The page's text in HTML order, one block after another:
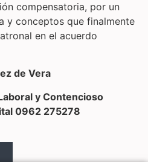
compensatoria, por un
y conceptos que finalmente
en el acuerdo
de Vera
y Contencioso
0962 275278